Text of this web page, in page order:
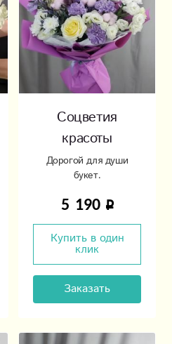
Соцветия
красоты
Дорогой для души
букет.
5 190
Купить в один
клик
Заказать